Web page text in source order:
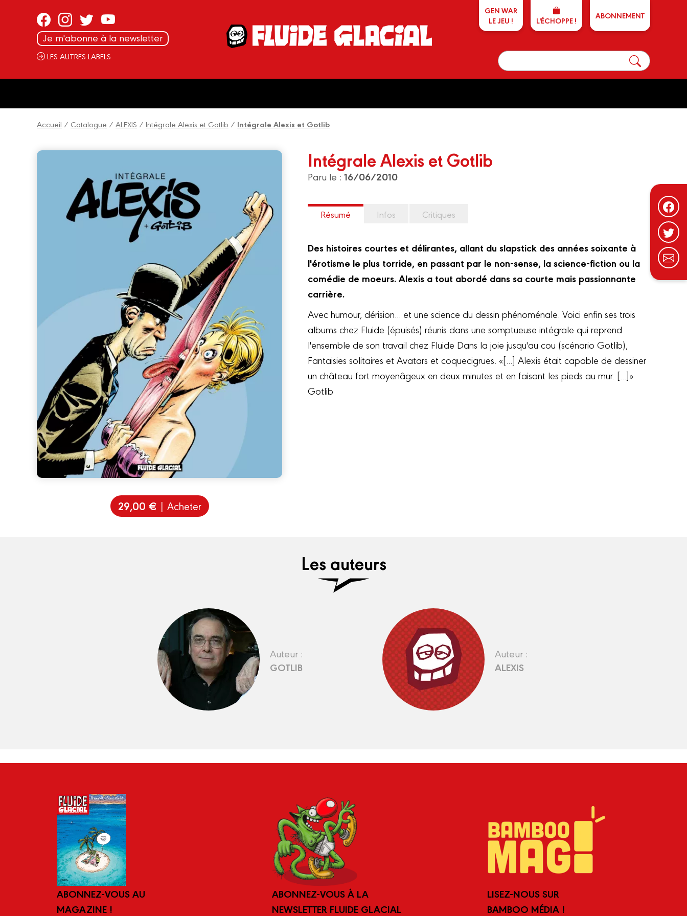
Je m'abonne à la newsletter
LES AUTRES LABELS
GEN WAR
LE JEU !
L'ÉCHOPPE ! ABONNEMENT
Accueil / Catalogue / ALEXIS / Intégrale Alexis et Gotlib / Intégrale Alexis et Gotlib
29,00 € | Acheter
Intégrale Alexis et Gotlib
Paru le : 16/06/2010
Résumé Infos Critiques
Des histoires courtes et délirantes, allant du slapstick des années soixante à
l'érotisme le plus torride, en passant par le non-sense, la science-fiction ou la
comédie de moeurs. Alexis a tout abordé dans sa courte mais passionnante
carrière.
Avec humour, dérision... et une science du dessin phénoménale. Voici enfin ses trois
albums chez Fluide (épuisés) réunis dans une somptueuse intégrale qui reprend
l'ensemble de son travail chez Fluide Dans la joie jusqu'au cou (scénario Gotlib),
Fantaisies solitaires et Avatars et coquecigrues. «[...] Alexis était capable de dessiner
un château fort moyenâgeux en deux minutes et en faisant les pieds au mur. [...]»
Gotlib
Les auteurs
Auteur :
GOTLIB
Auteur :
ALEXIS
ABONNEZ-VOUS AU
MAGAZINE !
ABONNEZ-VOUS À LA
NEWSLETTER FLUIDE GLACIAL
LISEZ-NOUS SUR
BAMBOO MÉDIA !